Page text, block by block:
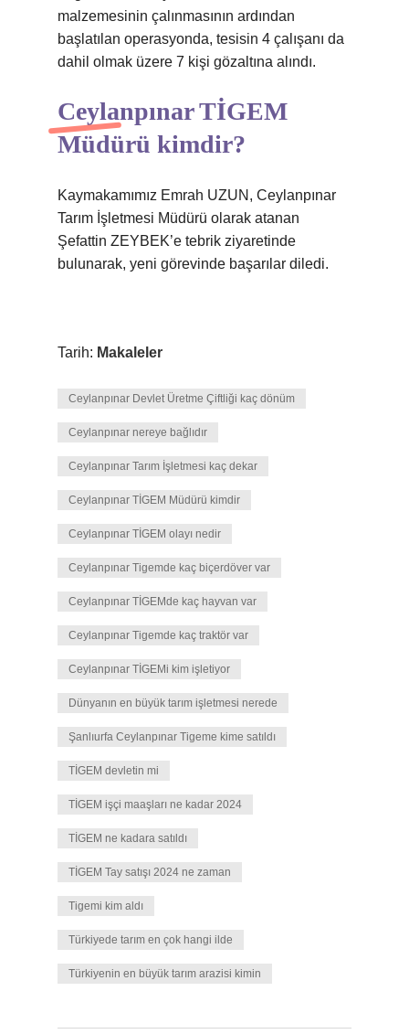
malzemesinin çalınmasının ardından
başlatılan operasyonda, tesisin 4 çalışanı da
dahil olmak üzere 7 kişi gözaltına alındı.
Ceylanpınar TİGEM
Müdürü kimdir?
Kaymakamımız Emrah UZUN, Ceylanpınar
Tarım İşletmesi Müdürü olarak atanan
Şefattin ZEYBEK’e tebrik ziyaretinde
bulunarak, yeni görevinde başarılar diledi.
Tarih: Makaleler
Ceylanpınar Devlet Üretme Çiftliği kaç dönüm
Ceylanpınar nereye bağlıdır
Ceylanpınar Tarım İşletmesi kaç dekar
Ceylanpınar TİGEM Müdürü kimdir
Ceylanpınar TİGEM olayı nedir
Ceylanpınar Tigemde kaç biçerdöver var
Ceylanpınar TİGEMde kaç hayvan var
Ceylanpınar Tigemde kaç traktör var
Ceylanpınar TİGEMi kim işletiyor
Dünyanın en büyük tarım işletmesi nerede
Şanlıurfa Ceylanpınar Tigeme kime satıldı
TİGEM devletin mi
TİGEM işçi maaşları ne kadar 2024
TİGEM ne kadara satıldı
TİGEM Tay satışı 2024 ne zaman
Tigemi kim aldı
Türkiyede tarım en çok hangi ilde
Türkiyenin en büyük tarım arazisi kimin